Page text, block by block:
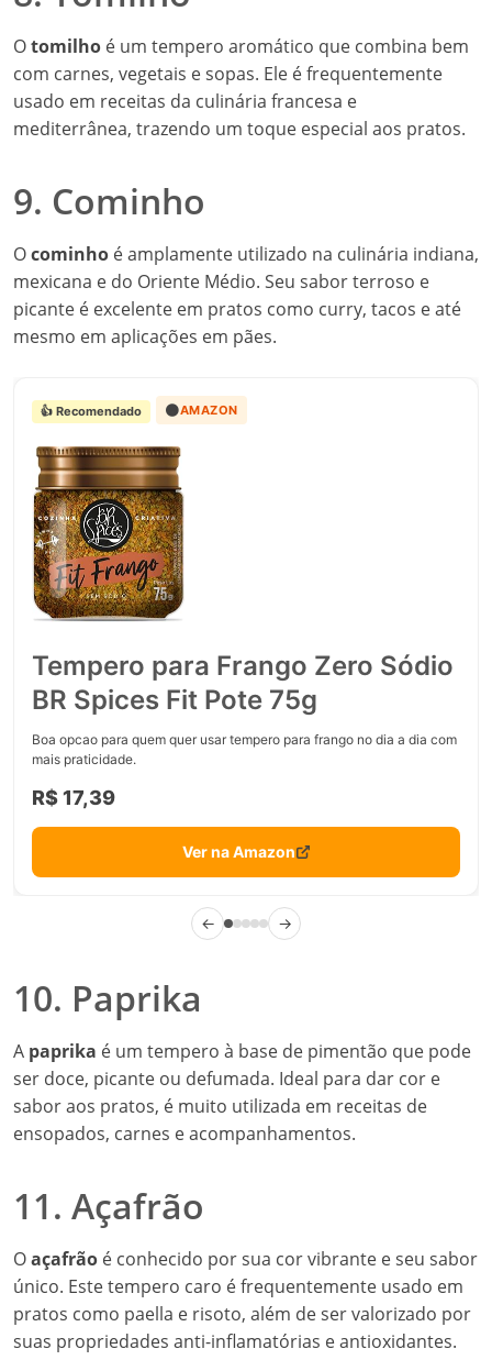
Otomilho é um tempero aromático que combina bem
com carnes, vegetais e sopas. Ele é frequentemente
usado em receitas da culinária francesa e
mediterrânea, trazendo um toque especial aos pratos.
9. Cominho
Ocominho é amplamente utilizado na culinária indiana,
mexicana e do Oriente Médio. Seu sabor terroso e
picante é excelente em pratos como curry, tacos e até
mesmo em aplicações em pães.
👍 Recomendado 🟠AMAZON
Tempero para Frango Zero Sódio
BR Spices Fit Pote 75g
Boa opcao para quem quer usar tempero para frango no dia a dia com
mais praticidade.
R$ 17,39
Ver na Amazon
← →
10. Paprika
A paprika é um tempero à base de pimentão que pode
ser doce, picante ou defumada. Ideal para dar cor e
sabor aos pratos, é muito utilizada em receitas de
ensopados, carnes e acompanhamentos.
11. Açafrão
Oaçafrão é conhecido por sua cor vibrante e seu sabor
único. Este tempero caro é frequentemente usado em
pratos como paella e risoto, além de ser valorizado por
suas propriedades anti-inflamatórias e antioxidantes.